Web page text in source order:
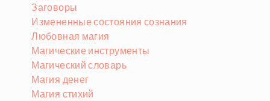
Заговоры
Измененные состояния сознания
Любовная магия
Магические инструменты
Магический словарь
Магия денег
Магия стихий